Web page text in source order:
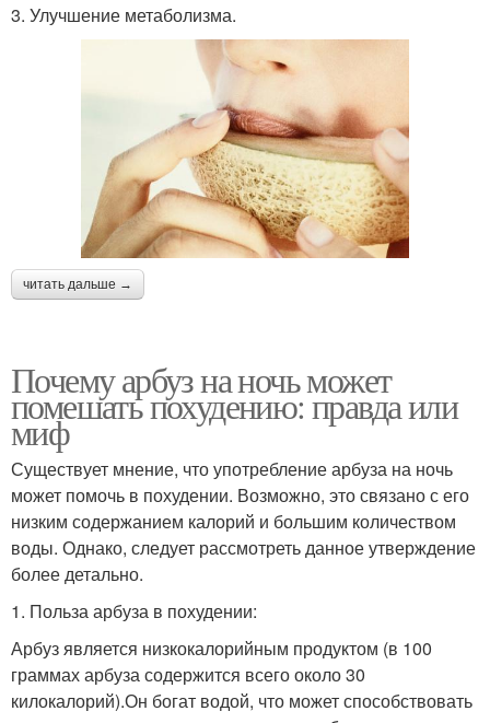
3. Улучшение метаболизма.
читать дальше →
Почему арбуз на ночь может
помешать похудению: правда или
миф
Существует мнение, что употребление арбуза на ночь
может помочь в похудении. Возможно, это связано с его
низким содержанием калорий и большим количеством
воды. Однако, следует рассмотреть данное утверждение
более детально.
1. Польза арбуза в похудении:
Арбуз является низкокалорийным продуктом (в 100
граммах арбуза содержится всего около 30
килокалорий).Он богат водой, что может способствовать